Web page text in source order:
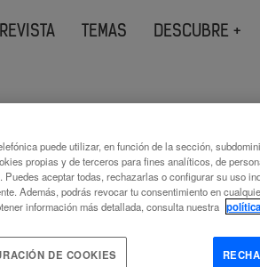
REVISTA TEMAS DESCUBRE +
comercial
puede utilizar, en función de la sección,
propias y de terceros para fines analíticos, de
Puedes aceptar todas, rechazarlas o configurar su uso
Además, podrás revocar tu consentimiento en
información más detallada, consulta nuestra
DE COOKIES